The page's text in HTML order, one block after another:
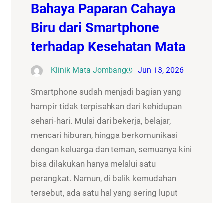
Bahaya Paparan Cahaya
Biru dari Smartphone
terhadap Kesehatan Mata
Klinik Mata Jombang Jun 13, 2026
Smartphone sudah menjadi bagian yang
hampir tidak terpisahkan dari kehidupan
sehari-hari. Mulai dari bekerja, belajar,
mencari hiburan, hingga berkomunikasi
dengan keluarga dan teman, semuanya kini
bisa dilakukan hanya melalui satu
perangkat. Namun, di balik kemudahan
tersebut, ada satu hal yang sering luput